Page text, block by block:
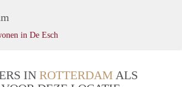
in De Esch
IN ROTTERDAM ALS